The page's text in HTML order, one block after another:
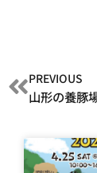
PREVIOUS
山形の養豚